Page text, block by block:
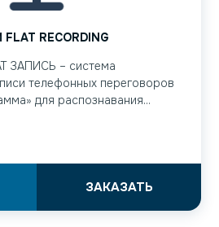
RECORDING
ЗАПИСЬ – система
телефонных переговоров
для распознавания...
ЗАКАЗАТЬ